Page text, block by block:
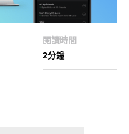
閱讀時間
2分鐘